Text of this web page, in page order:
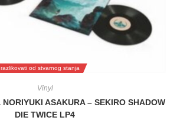
od stvarnog stanja
Vinyl
ASAKURA – SEKIRO SHADOW
DIE TWICE LP4